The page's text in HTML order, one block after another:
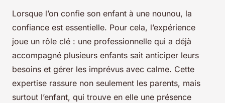
Lorsque l’on confie son enfant à une nounou, la
confiance est essentielle. Pour cela, l’expérience
joue un rôle clé : une professionnelle qui a déjà
accompagné plusieurs enfants sait anticiper leurs
besoins et gérer les imprévus avec calme. Cette
expertise rassure non seulement les parents, mais
surtout l’enfant, qui trouve en elle une présence